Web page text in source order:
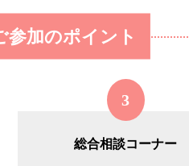
加のポイント
3
総合相談コーナー